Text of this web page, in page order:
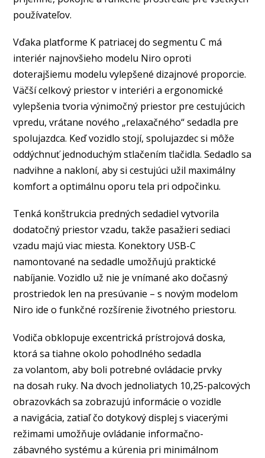
používateľov.
Vďaka platforme K patriacej do segmentu C má
interiér najnovšieho modelu Niro oproti
doterajšiemu modelu vylepšené dizajnové proporcie.
Väčší celkový priestor v interiéri a ergonomické
vylepšenia tvoria výnimočný priestor pre cestujúcich
vpredu, vrátane nového „relaxačného“ sedadla pre
spolujazdca. Keď vozidlo stojí, spolujazdec si môže
oddýchnuť jednoduchým stlačením tlačidla. Sedadlo sa
nadvihne a nakloní, aby si cestujúci užil maximálny
komfort a optimálnu oporu tela pri odpočinku.
Tenká konštrukcia predných sedadiel vytvorila
dodatočný priestor vzadu, takže pasažieri sediaci
vzadu majú viac miesta. Konektory USB-C
namontované na sedadle umožňujú praktické
nabíjanie. Vozidlo už nie je vnímané ako dočasný
prostriedok len na presúvanie – s novým modelom
Niro ide o funkčné rozšírenie životného priestoru.
Vodiča obklopuje excentrická prístrojová doska,
ktorá sa tiahne okolo pohodlného sedadla
za volantom, aby boli potrebné ovládacie prvky
na dosah ruky. Na dvoch jednoliatych 10,25-palcových
obrazovkách sa zobrazujú informácie o vozidle
a navigácia, zatiaľ čo dotykový displej s viacerými
režimami umožňuje ovládanie informačno-
zábavného systému a kúrenia pri minimálnom